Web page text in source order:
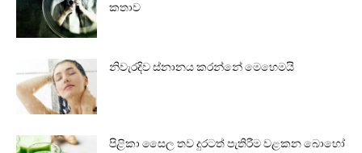
කතාව
නිවැරදිව ස්‌නානය කරන්නේ මෙහෙමයි
පිළිකා සෛල තව දුරටත් පැතිරීම වළකන බොහෝ